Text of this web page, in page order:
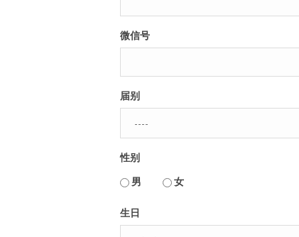
用户名或Email
微信号
届别
性别
男
女
生日